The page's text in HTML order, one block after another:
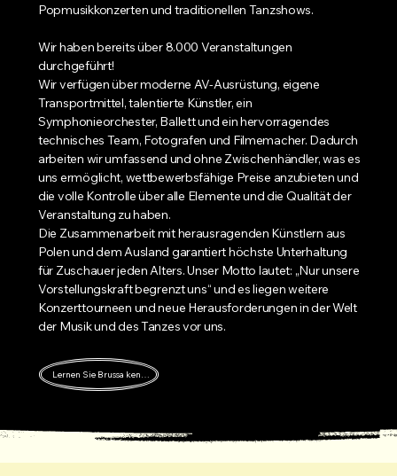
Popmusikkonzerten und traditionellen Tanzshows.
Wir haben bereits über 8.000 Veranstaltungen
durchgeführt!
Wir verfügen über moderne AV-Ausrüstung, eigene
Transportmittel, talentierte Künstler, ein
Symphonieorchester, Ballett und ein hervorragendes
technisches Team, Fotografen und Filmemacher. Dadurch
arbeiten wir umfassend und ohne Zwischenhändler, was es
uns ermöglicht, wettbewerbsfähige Preise anzubieten und
die volle Kontrolle über alle Elemente und die Qualität der
Veranstaltung zu haben.
Die Zusammenarbeit mit herausragenden Künstlern aus
Polen und dem Ausland garantiert höchste Unterhaltung
für Zuschauer jeden Alters. Unser Motto lautet: „Nur unsere
Vorstellungskraft begrenzt uns“ und es liegen weitere
Konzerttourneen und neue Herausforderungen in der Welt
der Musik und des Tanzes vor uns.
Lernen Sie Brussa kennen